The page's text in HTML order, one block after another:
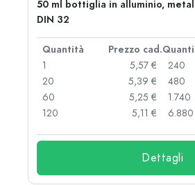
50 ml bottiglia in alluminio,
DIN 32
Quantità Prezzo cad.
1
5,57 €
20
5,39 €
60
5,25 €
120
5,11 €
240
480
1.740
6.880
Dettagli